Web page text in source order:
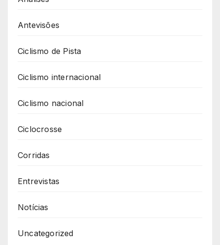
Antevisões
Ciclismo de Pista
Ciclismo internacional
Ciclismo nacional
Ciclocrosse
Corridas
Entrevistas
Notícias
Uncategorized